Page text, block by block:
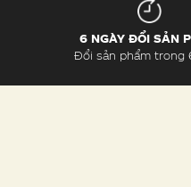
6 NGÀY ĐỔI SẢN
Đổi sản phẩm trong